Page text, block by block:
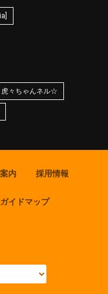
虎々ちゃんネル☆
内 採用情報
ガイドマップ